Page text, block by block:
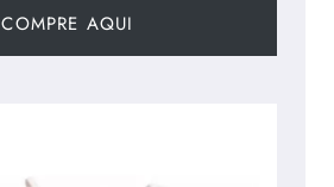
COMPRE AQUI